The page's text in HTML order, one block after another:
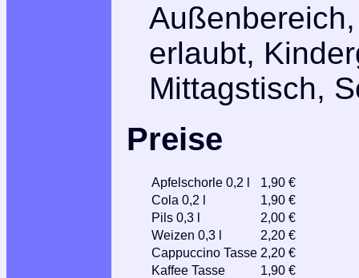
erlaubt,
Mittagstisch,
Preise
Apfelschorle 0,2 l
1,90 €
Cola 0,2 l
1,90 €
Pils 0,3 l
2,00 €
Weizen 0,3 l
2,20 €
Cappuccino Tasse 2,20 €
Kaffee Tasse
1,90 €